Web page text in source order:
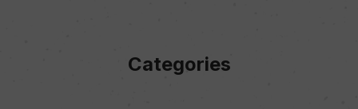
Categories